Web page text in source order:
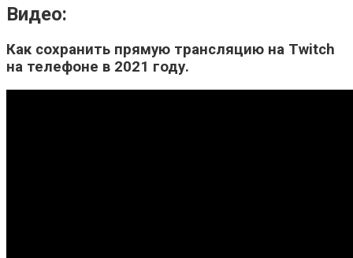
Видео:
Как сохранить прямую трансляцию на Twitch
на телефоне в 2021 году.